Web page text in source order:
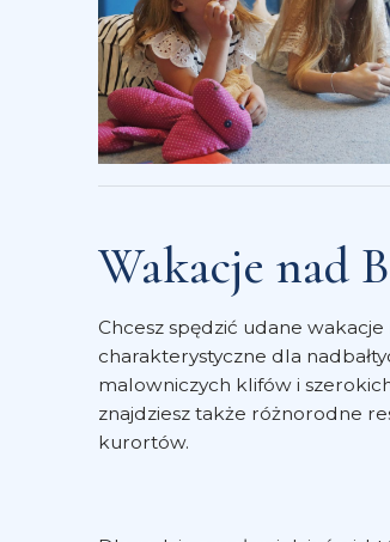
Wakacje nad
Chcesz spędzić udane
charakterystyczne dla
malowniczych klifów i
znajdziesz także różnorodne
kurortów.